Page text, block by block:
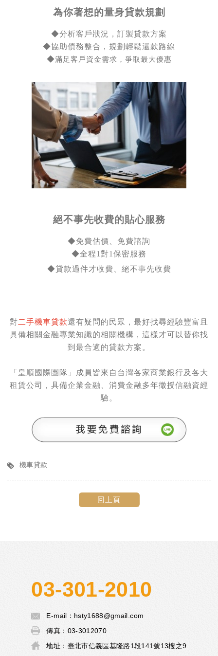
為你著想的量身貸款規劃
◆分析客戶狀況，訂製貸款方案
◆協助債務整合，規劃輕鬆還款路線
◆滿足客戶資金需求，爭取最大優惠
絕不事先收費的貼心服務
◆免費估價、免費諮詢
◆全程1對1保密服務
◆貸款過件才收費、絕不事先收費
對二手機車貸款還有疑問的民眾，最好找尋經驗豐富且
具備相關金融專業知識的相關機構，這樣才可以替你找
到最合適的貸款方案。
「皇順國際團隊」成員皆來自台灣各家商業銀行及各大
租賃公司，具備企業金融、消費金融多年徵授信融資經
驗。
機車貸款
回上頁
03-301-2010
E-mail： hsty1688@gmail.com
傳真： 03-3012070
地址： 臺北市信義區基隆路1段141號13樓之9